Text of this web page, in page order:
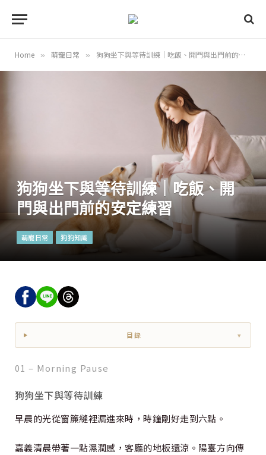
Home » 萌寵日常 » 狗狗坐下與等待訓練｜吃飯、開門與出門前的安定練習
狗狗坐下與等待訓練｜吃飯、開
門與出門前的安定練習
萌寵日常 狗狗知識
目錄 ▾
01 – Morning Pause
狗狗坐下與等待訓練
早晨的光從窗簾縫裡漏進來時，時鐘剛好走到六點。
嘉義清晨帶著一點濕潤感，客廳的地板還涼。陽臺方向傳